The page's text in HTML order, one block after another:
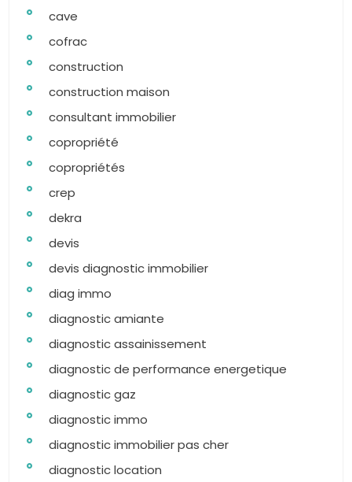
cave
cofrac
construction
construction maison
consultant immobilier
copropriété
copropriétés
crep
dekra
devis
devis diagnostic immobilier
diag immo
diagnostic amiante
diagnostic assainissement
diagnostic de performance energetique
diagnostic gaz
diagnostic immo
diagnostic immobilier pas cher
diagnostic location